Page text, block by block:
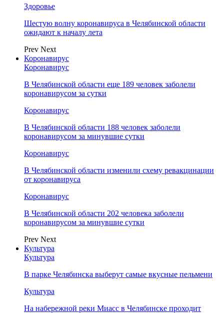
Здоровье
Шестую волну коронавируса в Челябинской области
ожидают к началу лета
Prev Next
Коронавирус
Коронавирус
В Челябинской области еще 189 человек заболели
коронавирусом за сутки
Коронавирус
В Челябинской области 188 человек заболели
коронавирусом за минувшие сутки
Коронавирус
В Челябинской области изменили схему ревакцинации
от коронавируса
Коронавирус
В Челябинской области 202 человека заболели
коронавирусом за минувшие сутки
Prev Next
Культура
Культура
В парке Челябинска выберут самые вкусные пельмени
Культура
На набережной реки Миасс в Челябинске проходит